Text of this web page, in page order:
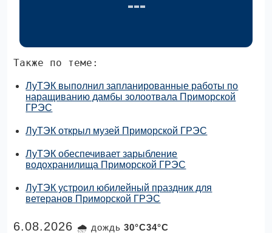
Также по теме:
ЛуТЭК выполнил запланированные работы по
наращиванию дамбы золоотвала Приморской
ГРЭС
ЛуТЭК открыл музей Приморской ГРЭС
ЛуТЭК обеспечивает зарыбление
водохранилища Приморской ГРЭС
ЛуТЭК устроил юбилейный праздник для
ветеранов Приморской ГРЭС
6.08.2026 🌧 дождь30°C34°C